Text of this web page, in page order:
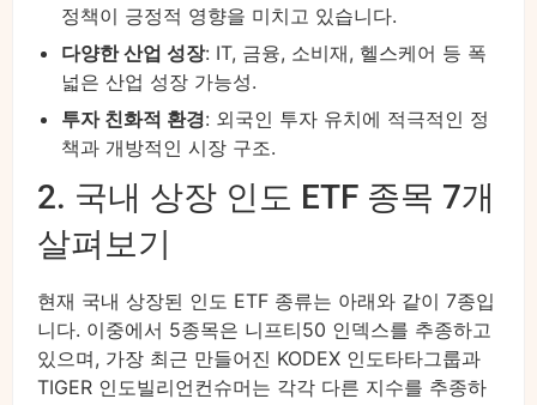
정책이 긍정적 영향을 미치고 있습니다.
다양한 산업 성장: IT, 금융, 소비재, 헬스케어 등 폭
넓은 산업 성장 가능성.
투자 친화적 환경: 외국인 투자 유치에 적극적인 정
책과 개방적인 시장 구조.
2. 국내 상장 인도 ETF 종목 7개
살펴보기
현재 국내 상장된 인도 ETF 종류는 아래와 같이 7종입
니다. 이중에서 5종목은 니프티50 인덱스를 추종하고
있으며, 가장 최근 만들어진 KODEX 인도타타그룹과
TIGER 인도빌리언컨슈머는 각각 다른 지수를 추종하